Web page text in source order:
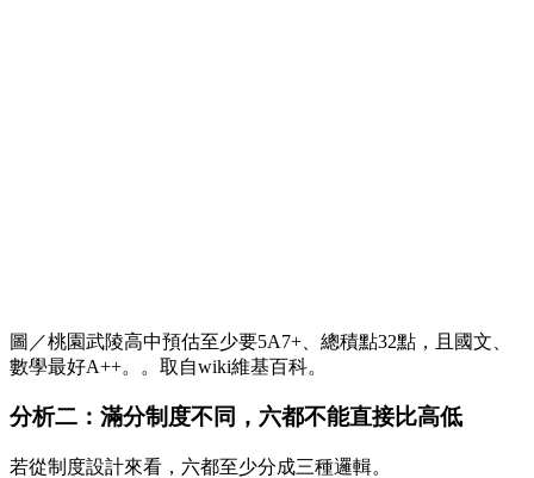
圖／桃園武陵高中預估至少要5A7+、總積點32點，且國文、
數學最好A++。。取自wiki維基百科。
分析二：滿分制度不同，六都不能直接比高低
若從制度設計來看，六都至少分成三種邏輯。